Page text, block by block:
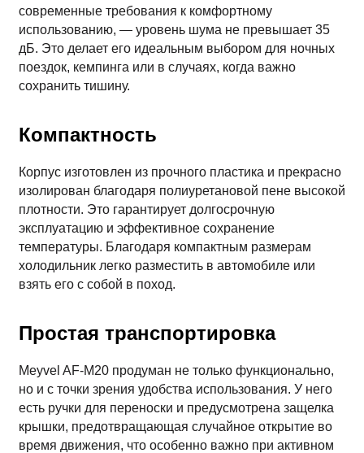
современные требования к комфортному
использованию, — уровень шума не превышает 35
дБ. Это делает его идеальным выбором для ночных
поездок, кемпинга или в случаях, когда важно
сохранить тишину.
Компактность
Корпус изготовлен из прочного пластика и прекрасно
изолирован благодаря полиуретановой пене высокой
плотности. Это гарантирует долгосрочную
эксплуатацию и эффективное сохранение
температуры. Благодаря компактным размерам
холодильник легко разместить в автомобиле или
взять его с собой в поход.
Простая транспортировка
Meyvel AF-M20 продуман не только функционально,
но и с точки зрения удобства использования. У него
есть ручки для переноски и предусмотрена защелка
крышки, предотвращающая случайное открытие во
время движения, что особенно важно при активном